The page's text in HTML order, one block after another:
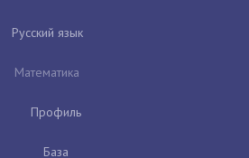
Русский язык
Математика
Профиль
База